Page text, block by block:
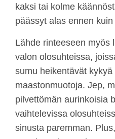
kaksi tai kolme
päässyt alas ennen
Lähde rinteeseen myös
valon olosuhteissa,
sumu heikentävät kykyä
maastonmuotoja. Jep,
pilvettömän aurinkoisia
vaihtelevissa
sinusta paremman.